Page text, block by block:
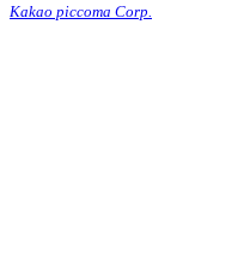
Kakao piccoma Corp.